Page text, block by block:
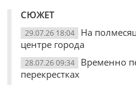
СЮЖЕТ
29.07.26 18:04
На
центре города
28.07.26 09:34
Временно
перекрестках